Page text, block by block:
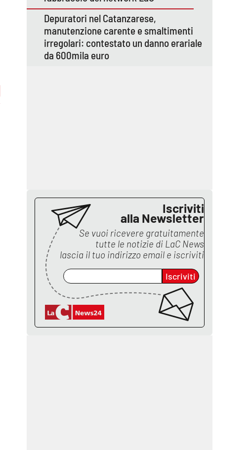
Depuratori nel Catanzarese,
manutenzione carente e smaltimenti
irregolari: contestato un danno erariale
da 600mila euro
Iscriviti
alla Newsletter
Se vuoi ricevere gratuitamente
tutte le notizie di LaC News
lascia il tuo indirizzo email e iscriviti
Iscriviti